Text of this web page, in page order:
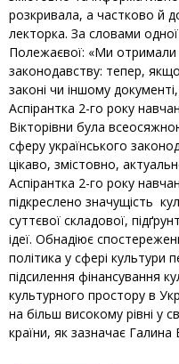
розкривала, а частково й
лекторка. За словами одної
Полежаєвої: «Ми отримали
законодавству: тепер,
законі чи іншому
Аспірантка 2-го року
Вікторівни була
сферу українського
цікаво, змістовно,
Аспірантка 2-го року
підкреслено значущість
суттєвої складової,
ідеї. Обнадіює
політика у сфері культури
підсилення фінансування
культурного простору в
на більш високому рівні у
країни, як зазначає Галина